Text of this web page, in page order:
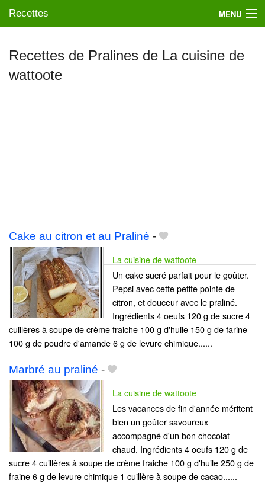
Recettes MENU
Mes blogs préférés
Recettes de Pralines de La cuisine de
wattoote
Cake au citron et au Praliné -
La cuisine de wattoote
Un cake sucré parfait pour le goûter.
Pepsi avec cette petite pointe de
citron, et douceur avec le praliné.
Ingrédients 4 oeufs 120 g de sucre 4
cuillères à soupe de crème fraiche 100 g d'huile 150 g de farine
100 g de poudre d'amande 6 g de levure chimique......
Marbré au praliné -
La cuisine de wattoote
Les vacances de fin d'année méritent
bien un goûter savoureux
accompagné d'un bon chocolat
chaud. Ingrédients 4 oeufs 120 g de
sucre 4 cuillères à soupe de crème fraiche 100 g d'huile 250 g de
fraine 6 g de levure chimique 1 cuillère à soupe de cacao......